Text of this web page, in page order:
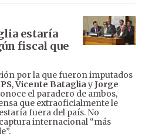
estaría
fiscal que
por la que fueron imputados
,Vicente BatagliayJorge
el paradero de ambos,
que extraoficialmente le
fuera del país. No
internacional “más